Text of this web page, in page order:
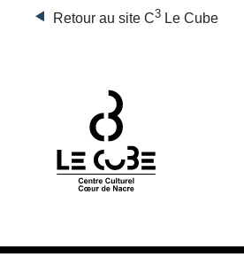
Retour au site C3 Le Cube